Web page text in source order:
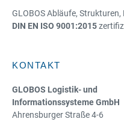
GLOBOS Abläufe,
DIN EN ISO 9001:2015
KONTAKT
GLOBOS Logistik- und
Informationssysteme GmbH
Ahrensburger Straße 4-6